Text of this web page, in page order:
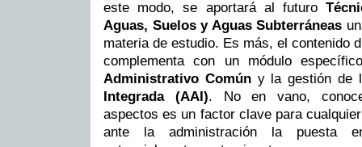
este modo, se aportará al futuro
Aguas, Suelos y Aguas Subterráneas
materia de estudio. Es más, el contenido
complementa con un módulo
Administrativo Comúny la gestión de
Integrada (AAI). No en vano,
aspectos es un factor clave para
ante la administración la puesta